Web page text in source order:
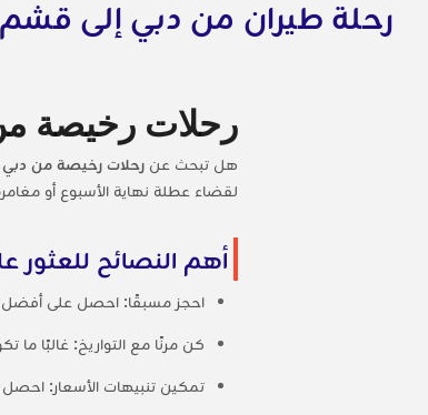
رحلة طيران من دبي إلى قشم
رحلات رخيصة
هل تبحث عن رحلات رخيصة من
لقضاء عطلة نهاية الأسبوع أو
أهم النصائح
احجز مسبقًا: احصل على أفضل
كن مرنًا مع التواريخ: غالبًا
تمكين تنبيهات الأسعار: احصل